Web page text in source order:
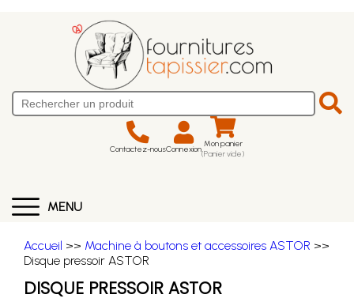
Contactez-nousConnexion Mon panier
(Panier vide)
MENU
Accueil >> Machine à boutons et accessoires ASTOR >>
Disque pressoir ASTOR
DISQUE PRESSOIR ASTOR